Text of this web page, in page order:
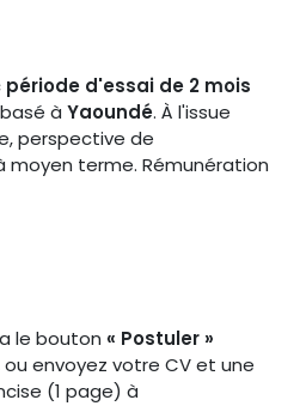
période d'essai de 2 mois
àYaoundé. À l'issue
perspective de
moyen terme. Rémunération
le bouton« Postuler »
envoyez votre CV et une
(1 page) à